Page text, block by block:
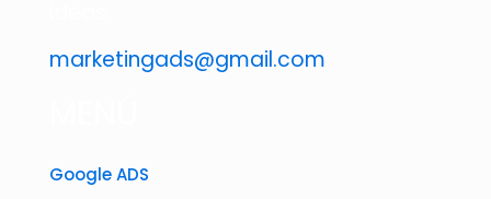
marketingads@gmail.com
Google ADS